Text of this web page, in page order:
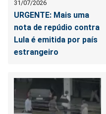
31/07/2026
URGENTE: Mais uma
nota de repúdio contra
Lula é emitida por país
estrangeiro